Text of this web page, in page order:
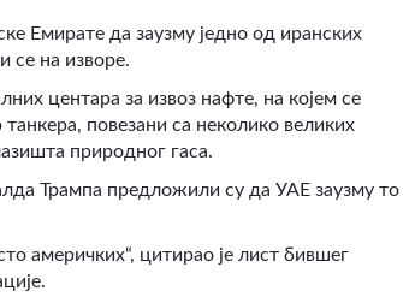
Емирате да заузму једно од иранских
се на изворе.
центара за извоз нафте, на којем се
повезани са неколико великих
природног гаса.
Трампа предложили су да УАЕ заузму то
америчких“, цитирао је лист бившег